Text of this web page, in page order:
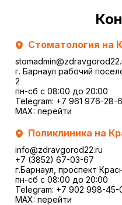
Стоматология на
г. Барнаул рабочий
2
пн-сб с 08:00 до 20:00
Telegram: +7 961 976-28-
MAX: перейти
Поликлиника на
info@zdravgorod22.ru
+7 (3852) 67-03-67
г.Барнаул, проспект
пн-сб с 08:00 до 20:00
Telegram: +7 902 998-45-
MAX: перейти